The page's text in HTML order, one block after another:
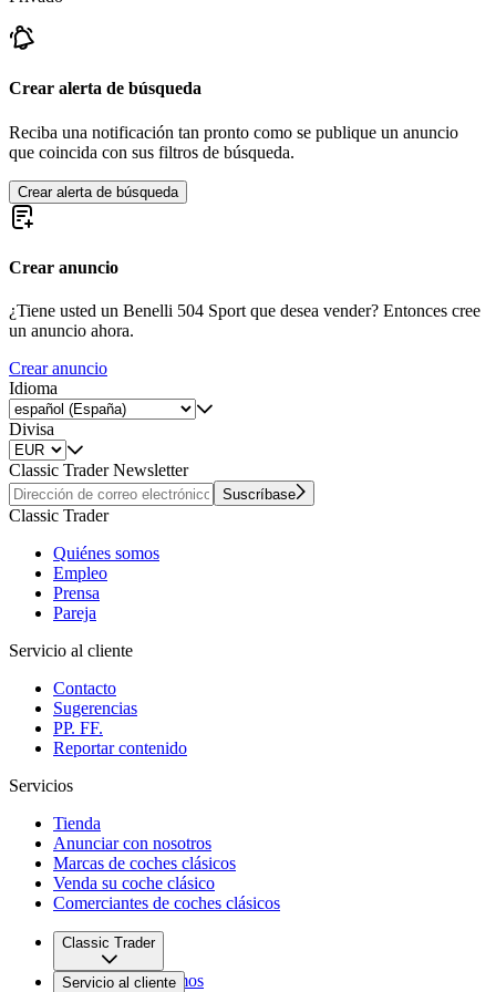
Crear alerta de búsqueda
Reciba una notificación tan pronto como se publique un anuncio
que coincida con sus filtros de búsqueda.
Crear alerta de búsqueda
Crear anuncio
¿Tiene usted un Benelli 504 Sport que desea vender? Entonces cree
un anuncio ahora.
Crear anuncio
Idioma
Divisa
Classic Trader Newsletter
Suscríbase
Classic Trader
Quiénes somos
Empleo
Prensa
Pareja
Servicio al cliente
Contacto
Sugerencias
PP. FF.
Reportar contenido
Servicios
Tienda
Anunciar con nosotros
Marcas de coches clásicos
Venda su coche clásico
Comerciantes de coches clásicos
Classic Trader
Quiénes somos
Servicio al cliente